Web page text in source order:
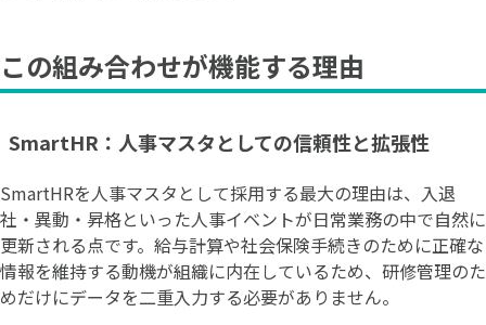
この組み合わせが機能する理由
SmartHR：人事マスタとしての信頼性と拡張性
SmartHRを人事マスタとして採用する最大の理由は、入退
社・異動・昇格といった人事イベントが日常業務の中で自然に
更新される点です。給与計算や社会保険手続きのために正確な
情報を維持する動機が組織に内在しているため、研修管理のた
めだけにデータを二重入力する必要がありません。